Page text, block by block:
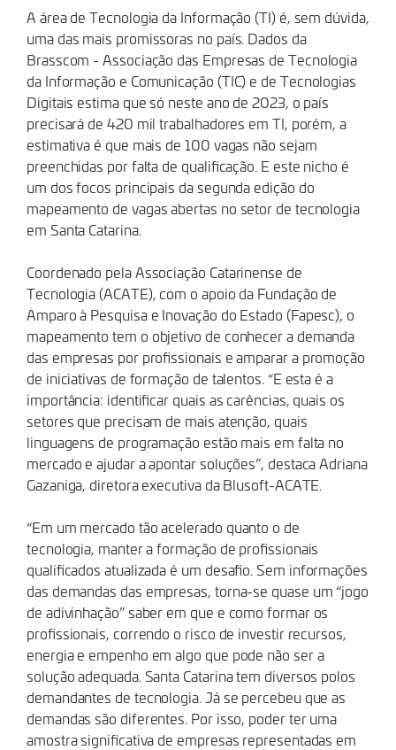
A área de Tecnologia da Informação (TI) é, sem dúvida,
uma das mais promissoras no país. Dados da
Brasscom - Associação das Empresas de Tecnologia
da Informação e Comunicação (TIC) e de Tecnologias
Digitais estima que só neste ano de 2023, o país
precisará de 420 mil trabalhadores em TI, porém, a
estimativa é que mais de 100 vagas não sejam
preenchidas por falta de qualificação. E este nicho é
um dos focos principais da segunda edição do
mapeamento de vagas abertas no setor de tecnologia
em Santa Catarina.
Coordenado pela Associação Catarinense de
Tecnologia (ACATE), com o apoio da Fundação de
Amparo à Pesquisa e Inovação do Estado (Fapesc), o
mapeamento tem o objetivo de conhecer a demanda
das empresas por profissionais e amparar a promoção
de iniciativas de formação de talentos. “E esta é a
importância: identificar quais as carências, quais os
setores que precisam de mais atenção, quais
linguagens de programação estão mais em falta no
mercado e ajudar a apontar soluções”, destaca Adriana
Gazaniga, diretora executiva da Blusoft-ACATE.
“Em um mercado tão acelerado quanto o de
tecnologia, manter a formação de profissionais
qualificados atualizada é um desafio. Sem informações
das demandas das empresas, torna-se quase um “jogo
de adivinhação” saber em que e como formar os
profissionais, correndo o risco de investir recursos,
energia e empenho em algo que pode não ser a
solução adequada. Santa Catarina tem diversos polos
demandantes de tecnologia. Já se percebeu que as
demandas são diferentes. Por isso, poder ter uma
amostra significativa de empresas representadas em